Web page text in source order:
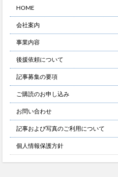
HOME
会社案内
事業内容
後援依頼について
記事募集の要項
ご購読のお申し込み
お問い合わせ
記事および写真のご利用について
個人情報保護方針